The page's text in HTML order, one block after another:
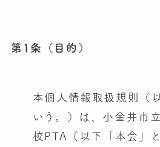
第1条（目的）
本個人情報取扱規則（
いう。）は、小金井市
校PTA（以下「本会」